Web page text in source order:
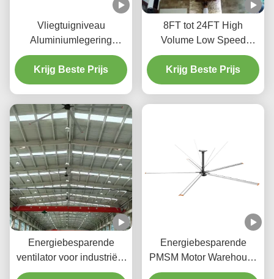
Vliegtuigniveau
Aluminiumlegering
Bladen Industriële HVLS
Plafondventilator
Krijg Beste Prijs
8FT tot 24FT High
Volume Low Speed
Ventilator voor Gymzalen
& Logistieke Centra
Krijg Beste Prijs
Energiebesparende
ventilator voor industriële
ventilatie en koeling in
Energiebesparende
PMSM Motor Warehouse
Gebruikte reusachtige